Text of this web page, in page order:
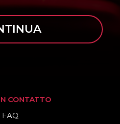
CONTATTO
FAQ